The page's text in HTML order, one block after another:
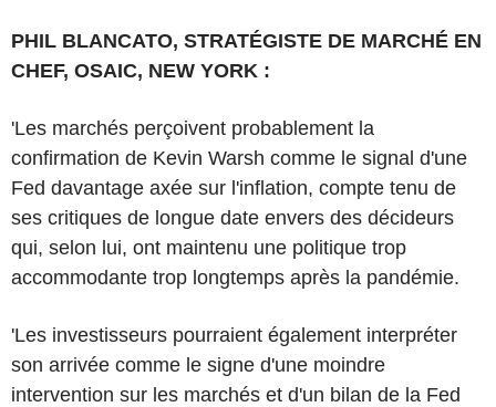
PHIL BLANCATO, STRATÉGISTE DE MARCHÉ EN
CHEF, OSAIC, NEW YORK :
'Les marchés perçoivent probablement la
confirmation de Kevin Warsh comme le signal d'une
Fed davantage axée sur l'inflation, compte tenu de
ses critiques de longue date envers des décideurs
qui, selon lui, ont maintenu une politique trop
accommodante trop longtemps après la pandémie.
'Les investisseurs pourraient également interpréter
son arrivée comme le signe d'une moindre
intervention sur les marchés et d'un bilan de la Fed